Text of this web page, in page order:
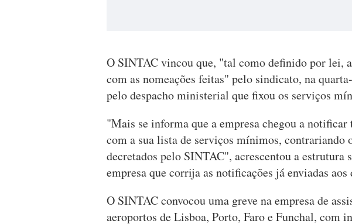
O SINTAC vincou que, "tal como definido por lei,
com as nomeações feitas" pelo sindicato, na
pelo despacho ministerial que fixou os serviços
"Mais se informa que a empresa chegou a notificar
com a sua lista de serviços mínimos, contrariando
decretados pelo SINTAC", acrescentou a
empresa que corrija as notificações já enviadas
O SINTAC convocou uma greve na empresa de
aeroportos de Lisboa, Porto, Faro e Funchal, com